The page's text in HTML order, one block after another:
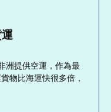
洲提供空運，作為最
物比海運快很多倍，